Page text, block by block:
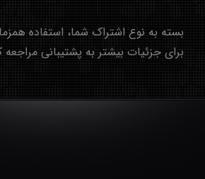
بسته به نوع اشتراک شما، استفاده
برای جزئیات بیشتر به پشتیبانی مراجعه